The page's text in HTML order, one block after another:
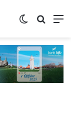
Switch skin